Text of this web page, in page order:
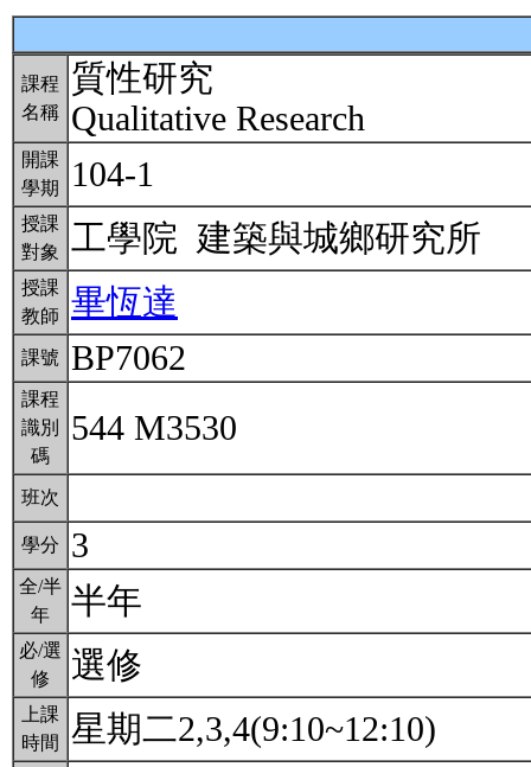
課程
名稱
質性研究
Qualitative Research
開課
學期
104-1
授課
對象
工學院 建築與城鄉研究所
授課
教師
畢恆達
課號 BP7062
課程
識別
碼
544 M3530
班次
學分 3
全/半
年
半年
必/選
修
選修
上課
時間
星期二2,3,4(9:10~12:10)